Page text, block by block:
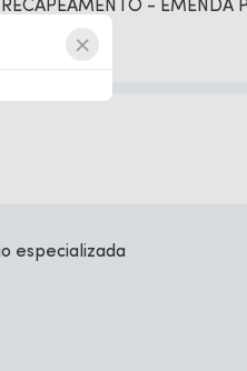
- EMENDA
especializada
×